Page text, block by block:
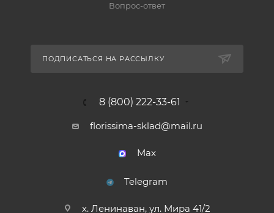
Вопрос-ответ
ПОДПИСАТЬСЯ НА РАССЫЛКУ
8 (800) 222-33-61
florissima-sklad@mail.ru
Max
Telegram
х. Ленинаван, ул. Мира 41/2